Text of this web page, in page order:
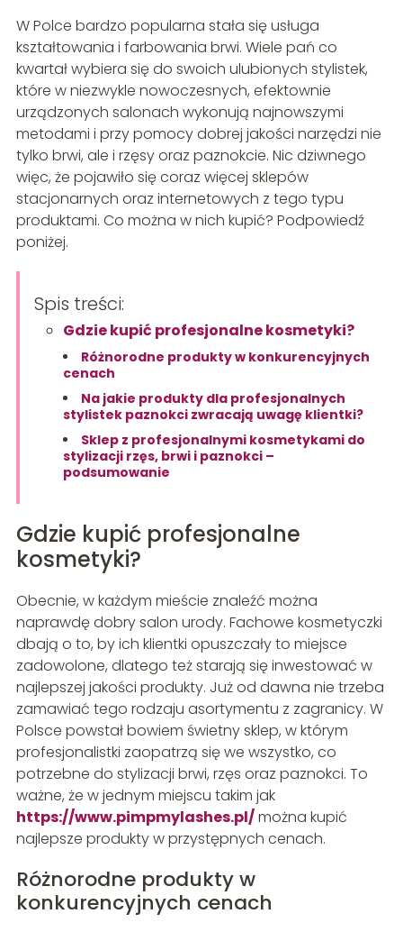
W Polce bardzo popularna stała się usługa
kształtowania i farbowania brwi. Wiele pań co
kwartał wybiera się do swoich ulubionych stylistek,
które w niezwykle nowoczesnych, efektownie
urządzonych salonach wykonują najnowszymi
metodami i przy pomocy dobrej jakości narzędzi nie
tylko brwi, ale i rzęsy oraz paznokcie. Nic dziwnego
więc, że pojawiło się coraz więcej sklepów
stacjonarnych oraz internetowych z tego typu
produktami. Co można w nich kupić? Podpowiedź
poniżej.
Spis treści:
Gdzie kupić profesjonalne kosmetyki?
Różnorodne produkty w konkurencyjnych
cenach
Na jakie produkty dla profesjonalnych
stylistek paznokci zwracają uwagę klientki?
Sklep z profesjonalnymi kosmetykami do
stylizacji rzęs, brwi i paznokci –
podsumowanie
Gdzie kupić profesjonalne
kosmetyki?
Obecnie, w każdym mieście znaleźć można
naprawdę dobry salon urody. Fachowe kosmetyczki
dbają o to, by ich klientki opuszczały to miejsce
zadowolone, dlatego też starają się inwestować w
najlepszej jakości produkty. Już od dawna nie trzeba
zamawiać tego rodzaju asortymentu z zagranicy. W
Polsce powstał bowiem świetny sklep, w którym
profesjonalistki zaopatrzą się we wszystko, co
potrzebne do stylizacji brwi, rzęs oraz paznokci. To
ważne, że w jednym miejscu takim jak
https://www.pimpmylashes.pl/można kupić
najlepsze produkty w przystępnych cenach.
Różnorodne produkty w
konkurencyjnych cenach